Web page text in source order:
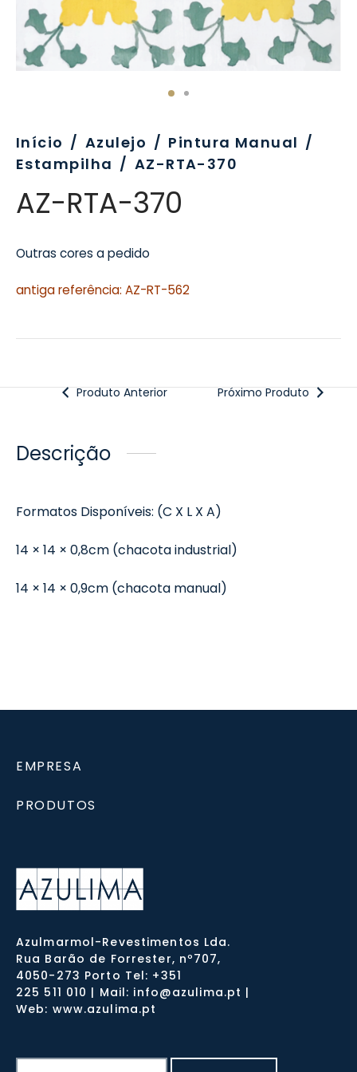
Início / Azulejo / Pintura Manual /
Estampilha / AZ-RTA-370
AZ-RTA-370
Outras cores a pedido
antiga referência: AZ-RT-562
Produto Anterior Próximo Produto
Descrição
Formatos Disponíveis: (C X L X A)
14 × 14 × 0,8cm (chacota industrial)
14 × 14 × 0,9cm (chacota manual)
EMPRESA
PRODUTOS
Azulmarmol-Revestimentos Lda.
Rua Barão de Forrester, nº707,
4050-273 Porto Tel: +351
225 511 010 | Mail: info@azulima.pt |
Web: www.azulima.pt
Formatos